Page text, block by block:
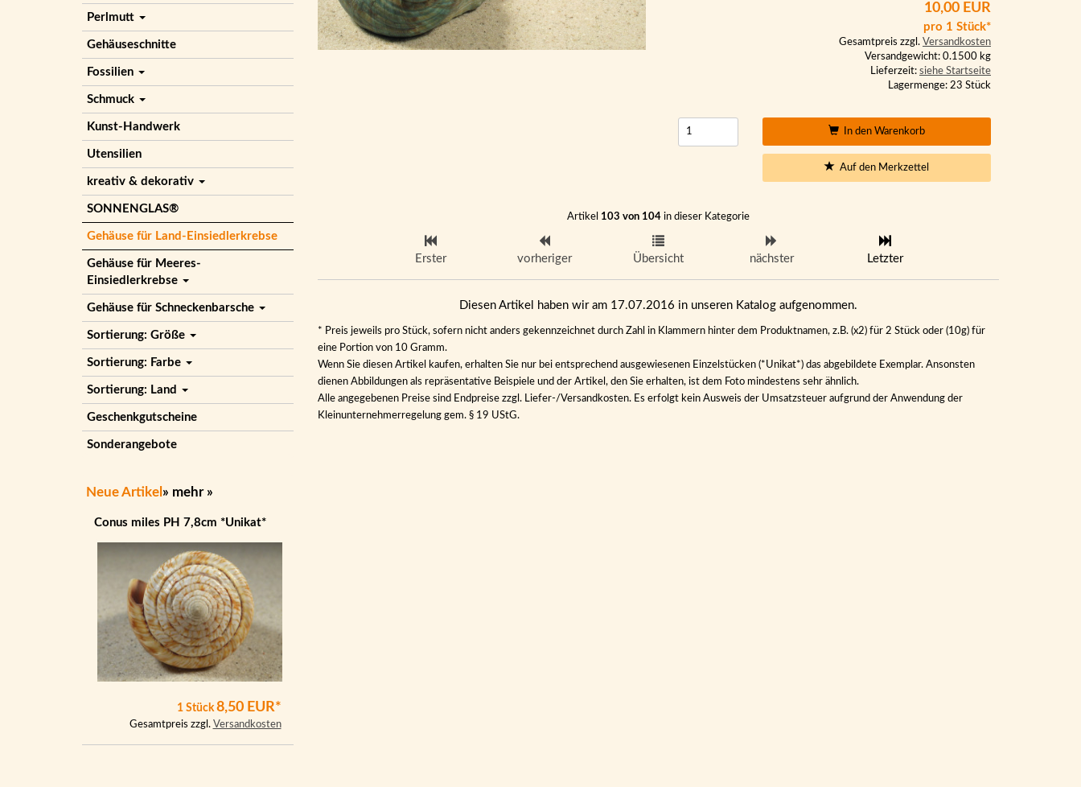
Perlmutt
Gehäuseschnitte
Fossilien
Schmuck
Kunst-Handwerk
Utensilien
kreativ & dekorativ
SONNENGLAS®
Gehäuse für Land-Einsiedlerkrebse
Gehäuse für Meeres-
Einsiedlerkrebse
Gehäuse für Schneckenbarsche
Sortierung: Größe
Sortierung: Farbe
Sortierung: Land
Geschenkgutscheine
Sonderangebote
Neue Artikel » mehr »
Conus miles PH 7,8cm *Unikat*
1 Stück 8,50 EUR*
Gesamtpreis zzgl. Versandkosten
10,00 EUR
pro 1 Stück*
Gesamtpreis zzgl. Versandkosten
Versandgewicht: 0.1500 kg
Lieferzeit: siehe Startseite
Lagermenge: 23 Stück
In den Warenkorb
Auf den Merkzettel
Artikel 103 von 104in dieser Kategorie
Erster vorheriger Übersicht nächster Letzter
Diesen Artikel haben wir am 17.07.2016 in unseren Katalog aufgenommen.
* Preis jeweils pro Stück, sofern nicht anders gekennzeichnet durch Zahl in Klammern hinter dem Produktnamen, z.B. (x2) für 2 Stück oder (10g) für
eine Portion von 10 Gramm.
Wenn Sie diesen Artikel kaufen, erhalten Sie nur bei entsprechend ausgewiesenen Einzelstücken (*Unikat*) das abgebildete Exemplar. Ansonsten
dienen Abbildungen als repräsentative Beispiele und der Artikel, den Sie erhalten, ist dem Foto mindestens sehr ähnlich.
Alle angegebenen Preise sind Endpreise zzgl. Liefer-/Versandkosten. Es erfolgt kein Ausweis der Umsatzsteuer aufgrund der Anwendung der
Kleinunternehmerregelung gem. § 19 UStG.